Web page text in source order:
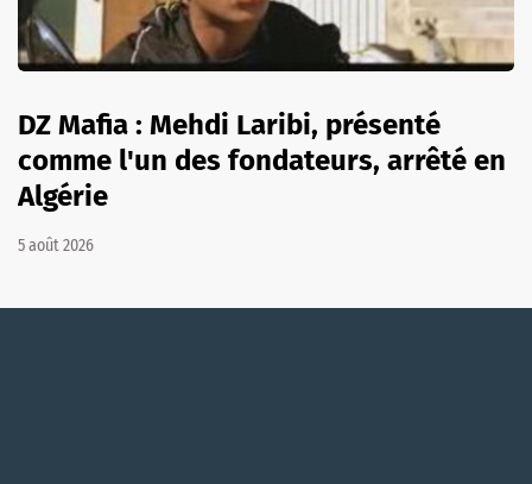
DZ Mafia : Mehdi Laribi, présenté
comme l'un des fondateurs, arrêté en
Algérie
5 août 2026